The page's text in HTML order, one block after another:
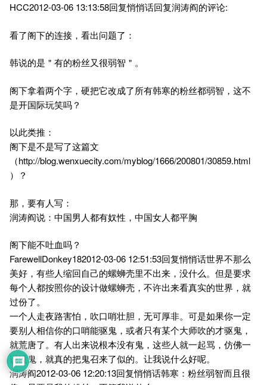
HCC2012-03-06 13:13:58回复悄悄话回复润涛阎的评论:
看了阁下的连接，看出问题了：
韩说的是＂有的粉丝又很弱智＂。
阁下拿着两个字，硬把它改成了所有韩寒的粉丝都弱智，这不
是开国际玩笑吗？
以此类推：
阁下是不是写了这篇文
（http://blog.wenxuecity.com/myblog/1666/200801/30859.html
）？
那，要有人写：
润涛阎说：中国男人都有奴性，中国女人都平胸
阁下能不吐血吗？
FarewellDonkey182012-03-06 12:51:53回复悄悄话世界不那么
美好，有些人缩回自己的螺蛳壳里不出来，没什么。但是要求
每个人都按照你的设计做螺蛳壳，不许出来看真实的世界，就
过份了。
一个人走夜路害怕，吹口哨壮胆，无可厚非。可是如果你一定
要别人相信你的口哨能驱鬼，或者只有某个大师吹的才驱鬼，
就荒唐了。有人出来说根本没有鬼，这些人就一起骂，仿佛一
说没鬼，就真的把鬼召来了似的。让我说什么好呢。
润涛阎2012-03-06 12:20:13回复悄悄话韩寒：粉丝弱智而且很